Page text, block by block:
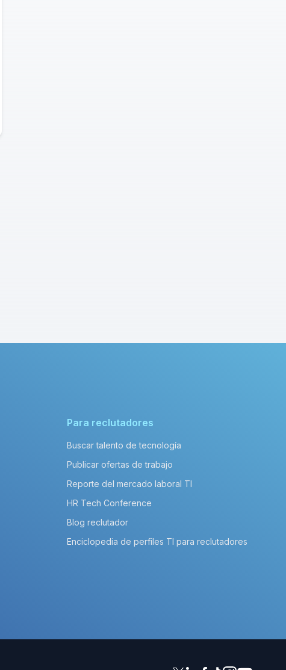
Para reclutadores
Buscar talento de tecnología
Publicar ofertas de trabajo
Reporte del mercado laboral TI
HR Tech Conference
Blog reclutador
Enciclopedia de perfiles TI para reclutadores